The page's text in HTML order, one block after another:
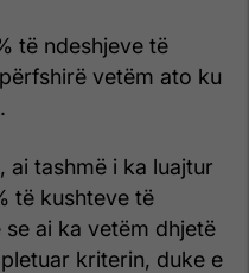
të ndeshjeve të
vetëm ato ku
ai tashmë i ka luajtur
të kushteve të
ai ka vetëm dhjetë
kriterin, duke e